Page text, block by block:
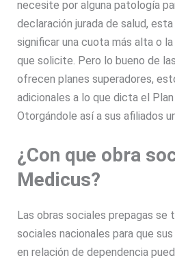
necesite por alguna patología
declaración jurada de salud,
significar una cuota más alta o
que solicite. Pero lo bueno de
ofrecen planes superadores,
adicionales a lo que dicta el
Otorgándole así a sus afiliados
¿Con que obra
Medicus?
Las obras sociales prepagas se
sociales nacionales para que
en relación de dependencia